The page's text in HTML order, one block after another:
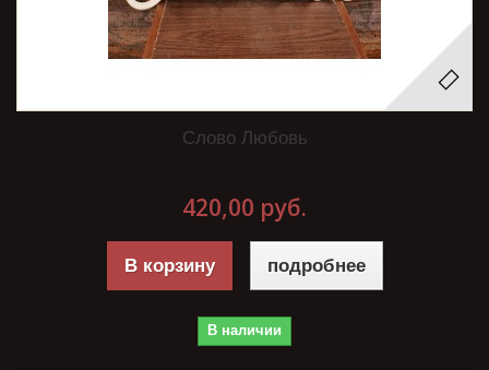
Слово Любовь
420,00 руб.
В корзину подробнее
В наличии